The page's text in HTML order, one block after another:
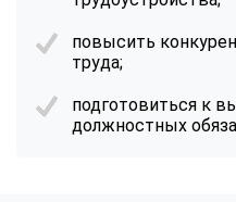
повысить
труда;
подготовиться к
должностных